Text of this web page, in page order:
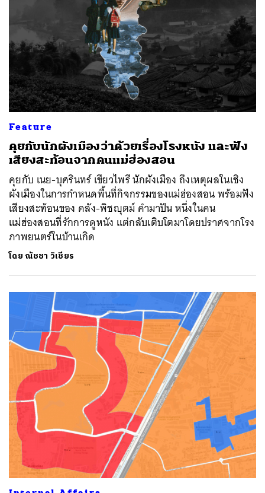
Feature
คุยกับนักผังเมืองว่าด้วยเรื่องโรงหนัง และฟัง
เสียงสะท้อนจากคนแม่ฮ่องสอน
คุยกับ เนย-บุศรินทร์ เขียวไพรี นักผังเมือง ถึงเหตุผลในเชิง
ผังเมืองในการกำหนดพื้นที่กิจกรรมของแม่ฮ่องสอน พร้อมฟัง
เสียงสะท้อนของ คลัง-พิชญุตม์ คำมาปัน หนึ่งในคน
แม่ฮ่องสอนที่รักการดูหนัง แต่กลับเติบโตมาโดยปราศจากโรง
ภาพยนตร์ในบ้านเกิด
โดย ณัชชา วิเชียร